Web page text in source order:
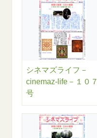
シネマズライフ－
cinemaz-life－１０７
号